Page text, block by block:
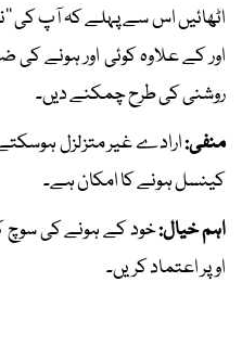
اٹھائیں اس سے پہلے کہ آپ کی
اور کے علاوہ کوئی اور ہونے کی
روشنی کی طرح چمکنے دیں۔
منفی:ارادے غیر متزلزل
کینسل ہونے کا امکان ہے۔
اہم خیال:خود کے ہونے کی سوچ
اوپر اعتماد کریں۔